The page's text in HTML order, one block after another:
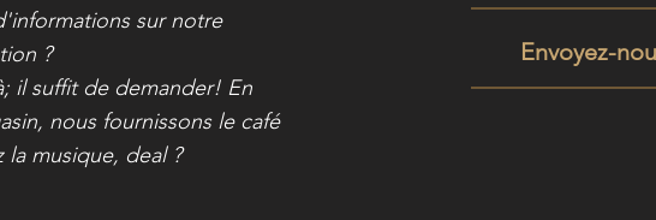
sur notre
?
il suffit de demander! En
nous fournissons le café
la musique, deal ?
Envoyez-